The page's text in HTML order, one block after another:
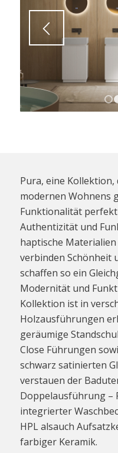
Pura, eine
modernen Wohnens
Funktionalität
Authentizität und
haptische
verbinden Schönheit
schaffen so ein
Modernität und
Kollektion ist in
Holzausführungen
geräumige
Close Führungen
schwarz satinierten
verstauen der
Doppelausführung –
integrierter
HPL alsauch
farbiger Keramik.